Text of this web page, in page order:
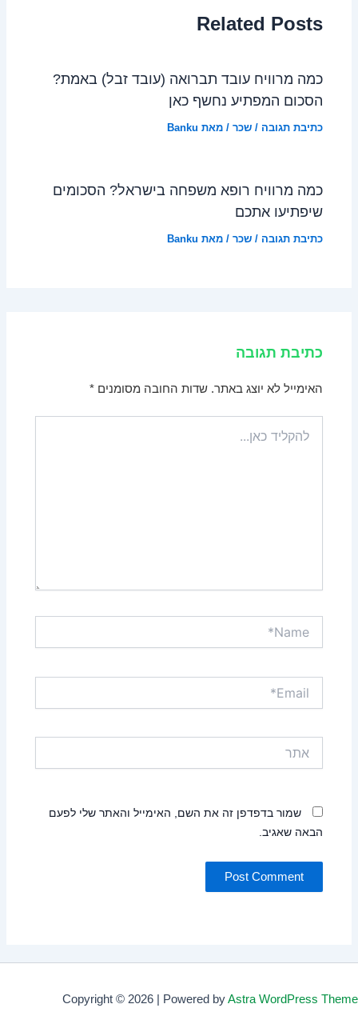
Related Posts
כמה מרוויח עובד תברואה (עובד זבל) באמת?
הסכום המפתיע נחשף כאן
כתיבת תגובה /שכר / מאת Banku
כמה מרוויח רופא משפחה בישראל? הסכומים
שיפתיעו אתכם
כתיבת תגובה /שכר / מאת Banku
כתיבת תגובה
האימייל לא יוצג באתר. שדות החובה מסומנים*
כאן...
שמור בדפדפן זה את השם, האימייל והאתר שלי לפעם
הבאה שאגיב.
Copyright © 2026 | Powered byAstra WordPress Theme